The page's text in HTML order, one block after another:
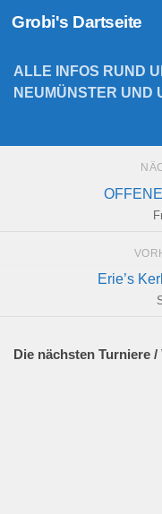
Zum Inhalt springen
Grobi's Dartseite
ALLE INFOS RUND
NEUMÜNSTER UND
Erie’s
Die nächsten Turniere